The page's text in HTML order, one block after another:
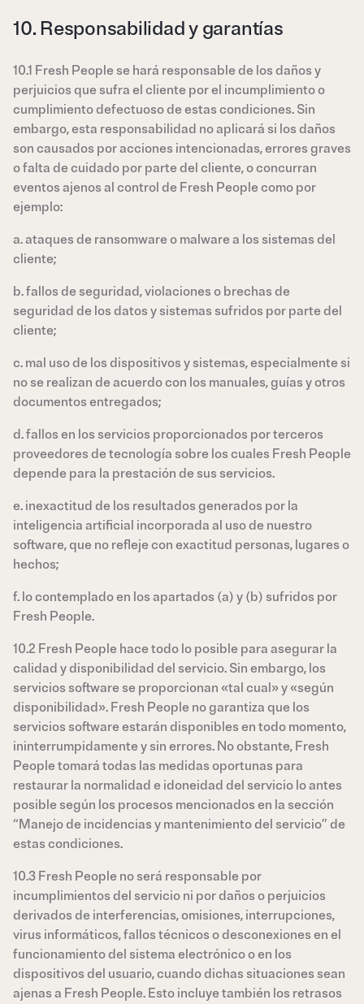
10. Responsabilidad y garantías
10.1 Fresh People se hará responsable de los daños y
perjuicios que sufra el cliente por el incumplimiento o
cumplimiento defectuoso de estas condiciones. Sin
embargo, esta responsabilidad no aplicará si los daños
son causados por acciones intencionadas, errores graves
o falta de cuidado por parte del cliente, o concurran
eventos ajenos al control de Fresh People como por
ejemplo:
a. ataques de ransomware o malware a los sistemas del
cliente;
b. fallos de seguridad, violaciones o brechas de
seguridad de los datos y sistemas sufridos por parte del
cliente;
c. mal uso de los dispositivos y sistemas, especialmente si
no se realizan de acuerdo con los manuales, guías y otros
documentos entregados;
d. fallos en los servicios proporcionados por terceros
proveedores de tecnología sobre los cuales Fresh People
depende para la prestación de sus servicios.
e. inexactitud de los resultados generados por la
inteligencia artificial incorporada al uso de nuestro
software, que no refleje con exactitud personas, lugares o
hechos;
f. lo contemplado en los apartados (a) y (b) sufridos por
Fresh People.
10.2 Fresh People hace todo lo posible para asegurar la
calidad y disponibilidad del servicio. Sin embargo, los
servicios software se proporcionan «tal cual» y «según
disponibilidad». Fresh People no garantiza que los
servicios software estarán disponibles en todo momento,
ininterrumpidamente y sin errores. No obstante, Fresh
People tomará todas las medidas oportunas para
restaurar la normalidad e idoneidad del servicio lo antes
posible según los procesos mencionados en la sección
“Manejo de incidencias y mantenimiento del servicio” de
estas condiciones.
10.3 Fresh People no será responsable por
incumplimientos del servicio ni por daños o perjuicios
derivados de interferencias, omisiones, interrupciones,
virus informáticos, fallos técnicos o desconexiones en el
funcionamiento del sistema electrónico o en los
dispositivos del usuario, cuando dichas situaciones sean
ajenas a Fresh People. Esto incluye también los retrasos